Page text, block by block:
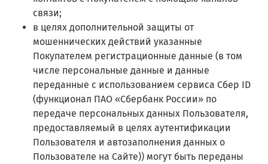
связи;
в целях дополнительной защиты от
мошеннических действий указанные
Покупателем регистрационные данные (в том
числе персональные данные и данные
переданные с использованием сервиса Сбер ID
(функционал ПАО «Сбербанк России» по
передаче персональных данных Пользователя,
предоставляемый в целях аутентификации
Пользователя и автозаполнения данных о
Пользователе на Сайте)) могут быть переданы